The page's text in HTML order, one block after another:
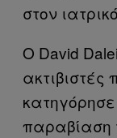
στον
Ο David
ακτιβιστές
κατηγόρησε
παραβίαση